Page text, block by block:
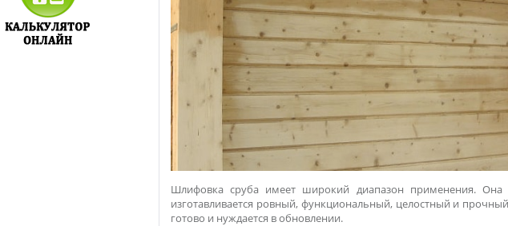
Шлифовка сруба имеет широкий диапазон применения. Она
изготавливается ровный, функциональный, целостный и
готово и нуждается в обновлении.